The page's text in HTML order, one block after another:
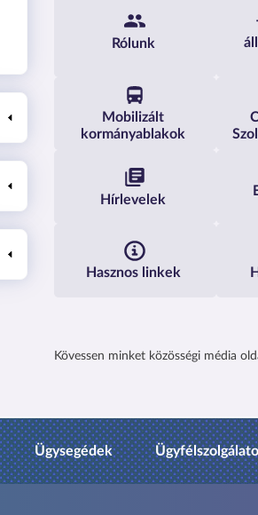
Rólunk
Mobilizált
kormányablakok
Hírlevelek
Hasznos linkek
Kövessen minket közösségi média
Ügysegédek